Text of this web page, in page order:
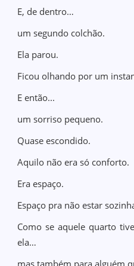
E, de dentro…
um segundo colchão.
Ela parou.
Ficou olhando por um
E então...
um sorriso pequeno.
Quase escondido.
Aquilo não era só conforto.
Era espaço.
Espaço pra não estar
Como se aquele quarto
ela…
mas também para alguém